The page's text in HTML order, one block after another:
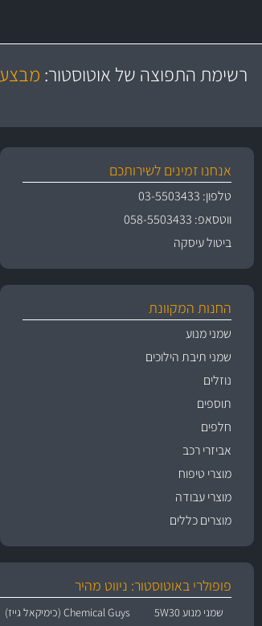
משלוח מהיר
באמצעות צ'יטה
משלוחים
במחיר
יותר מ- 500 מסנני שמן, אוויר,
רשימת התפוצה של אוטוסטור:
אנחנו זמינים לשירותכם
טלפון: 03-5503433
ווטסאפ: 058-5503433
ביטול עיסקה
החנות המקוונת
שמני מנוע
שמני תיבת הילוכים
נוזלים
תוספים
חלפים
אביזרי רכב
מוצרי טיפוח
מוצרי עבודה
מוצרים כללים
פופולרי באוטוסטור: ניווט מהיר
שמני מנוע 5W30 Chemical Guys (כימיקאל גייז)